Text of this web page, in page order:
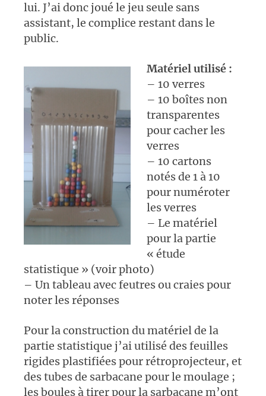
lui. J’ai donc joué le jeu seule sans
assistant, le complice restant dans le
public.
Matériel utilisé :
– 10 verres
– 10 boîtes non
transparentes
pour cacher les
verres
– 10 cartons
notés de 1 à 10
pour numéroter
les verres
– Le matériel
pour la partie
« étude
statistique » (voir photo)
– Un tableau avec feutres ou craies pour
noter les réponses
Pour la construction du matériel de la
partie statistique j’ai utilisé des feuilles
rigides plastifiées pour rétroprojecteur, et
des tubes de sarbacane pour le moulage ;
les boules à tirer pour la sarbacane m’ont